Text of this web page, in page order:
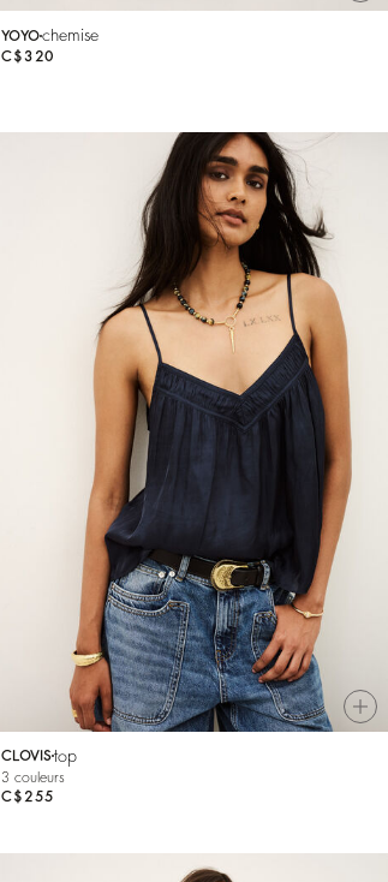
YOYOchemise
C$320
CLOVIStop
3 couleurs
C$255